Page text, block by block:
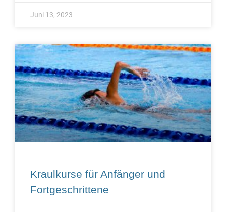
Juni 13, 2023
Kraulkurse für Anfänger und
Fortgeschrittene